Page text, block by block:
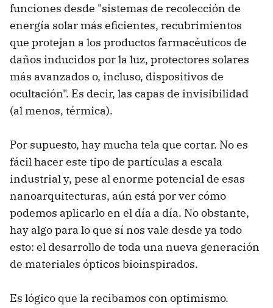
funciones desde "sistemas de recolección de
energía solar más eficientes, recubrimientos
que protejan a los productos farmacéuticos de
daños inducidos por la luz, protectores solares
más avanzados o, incluso, dispositivos de
ocultación". Es decir, las capas de invisibilidad
(al menos, térmica).
Por supuesto, hay mucha tela que cortar. No es
fácil hacer este tipo de partículas a escala
industrial y, pese al enorme potencial de esas
nanoarquitecturas, aún está por ver cómo
podemos aplicarlo en el día a día. No obstante,
hay algo para lo que sí nos vale desde ya todo
esto: el desarrollo de toda una nueva generación
de materiales ópticos bioinspirados.
Es lógico que la recibamos con optimismo.